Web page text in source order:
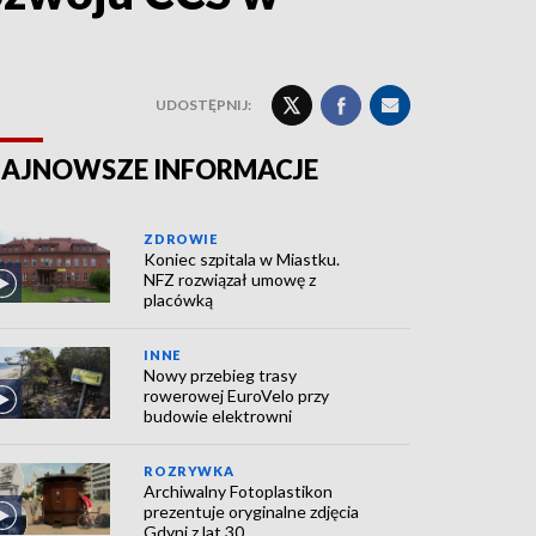
UDOSTĘPNIJ:
INFORMACJE
ZDROWIE
Koniec szpitala w Miastku.
NFZ rozwiązał umowę z
placówką
INNE
Nowy przebieg trasy
rowerowej EuroVelo przy
budowie elektrowni
ROZRYWKA
Archiwalny Fotoplastikon
prezentuje oryginalne zdjęcia
Gdyni z lat 30